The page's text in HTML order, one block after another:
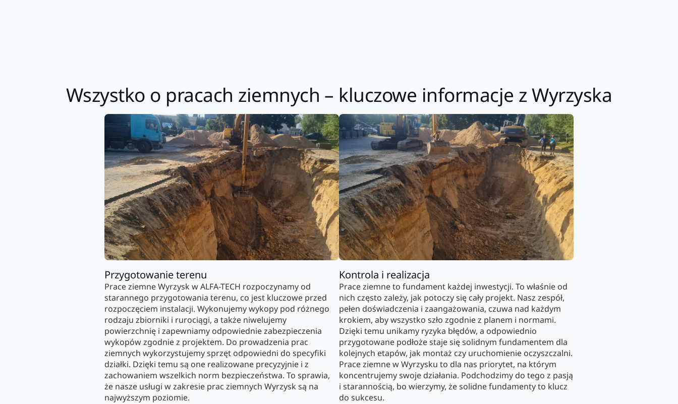
Wszystko o pracach ziemnych – kluczowe informacje z Wyrzyska
Przygotowanie terenu
Prace ziemne Wyrzysk w ALFA-TECH rozpoczynamy od
starannego przygotowania terenu, co jest kluczowe przed
rozpoczęciem instalacji. Wykonujemy wykopy pod różnego
rodzaju zbiorniki i rurociągi, a także niwelujemy
powierzchnię i zapewniamy odpowiednie zabezpieczenia
wykopów zgodnie z projektem. Do prowadzenia prac
ziemnych wykorzystujemy sprzęt odpowiedni do specyfiki
działki. Dzięki temu są one realizowane precyzyjnie i z
zachowaniem wszelkich norm bezpieczeństwa. To sprawia,
że nasze usługi w zakresie prac ziemnych Wyrzysk są na
najwyższym poziomie.
Kontrola i realizacja
Prace ziemne to fundament każdej inwestycji. To właśnie od
nich często zależy, jak potoczy się cały projekt. Nasz zespół,
pełen doświadczenia i zaangażowania, czuwa nad każdym
krokiem, aby wszystko szło zgodnie z planem i normami.
Dzięki temu unikamy ryzyka błędów, a odpowiednio
przygotowane podłoże staje się solidnym fundamentem dla
kolejnych etapów, jak montaż czy uruchomienie oczyszczalni.
Prace ziemne w Wyrzysku to dla nas priorytet, na którym
koncentrujemy swoje działania. Podchodzimy do tego z pasją
i starannością, bo wierzymy, że solidne fundamenty to klucz
do sukcesu.